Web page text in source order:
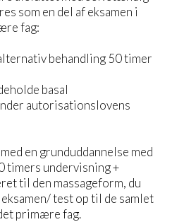
som en del af eksamen i
fag:
behandling 50 timer
basal
autorisationslovens
en grunduddannelse med
timers undervisning +
til den massageform, du
test op til de samlet
primære fag.